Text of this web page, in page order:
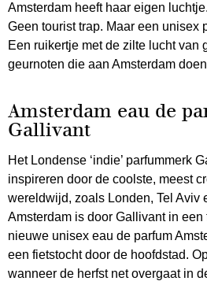
Amsterdam heeft haar eigen
Geen tourist trap. Maar een unisex
Een ruikertje met de zilte lucht van
geurnoten die aan Amsterdam
Amsterdam eau de
Gallivant
Het Londense ‘indie’ parfummerk
inspireren door de coolste, meest
wereldwijd, zoals Londen, Tel Aviv
Amsterdam is door Gallivant in
nieuwe unisex eau de parfum
een fietstocht door de hoofdstad.
wanneer de herfst net overgaat in